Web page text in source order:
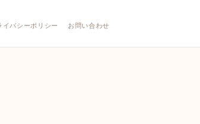
イバシーポリシー お問い合わせ